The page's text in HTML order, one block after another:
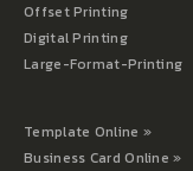
Offset Printing
Digital Printing
Large-Format-Printing
Template Online »
Business Card Online »